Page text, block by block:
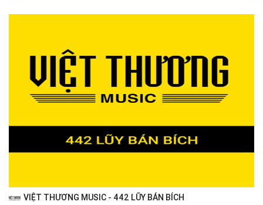
VIỆT THƯƠNG MUSIC - 442 LŨY BÁN BÍCH